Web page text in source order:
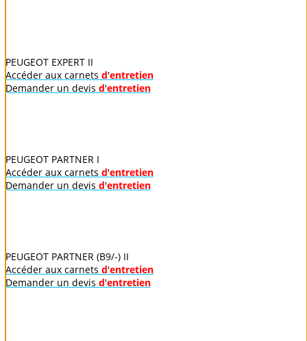
PEUGEOT EXPERT II
Accéder aux carnets d'entretien
Demander un devis d'entretien
PEUGEOT PARTNER I
Accéder aux carnets d'entretien
Demander un devis d'entretien
PEUGEOT PARTNER (B9/-) II
Accéder aux carnets d'entretien
Demander un devis d'entretien